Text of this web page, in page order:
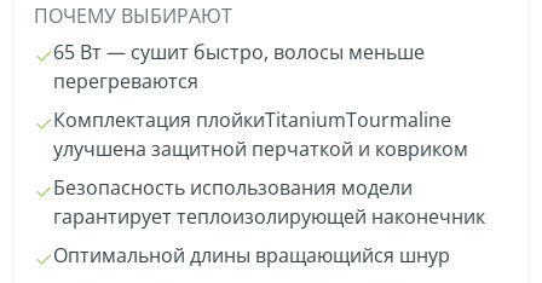
ПОЧЕМУ ВЫБИРАЮТ
65 Вт — сушит быстро, волосы меньше
перегреваются
Комплектация плойкиTitaniumTourmaline
улучшена защитной перчаткой и ковриком
Безопасность использования модели
гарантирует теплоизолирующей наконечник
Оптимальной длины вращающийся шнур